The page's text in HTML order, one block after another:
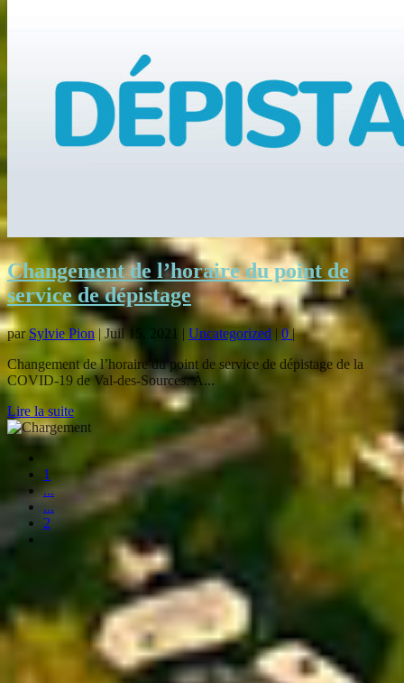
Changement de l’horaire du point de
service de dépistage
par Sylvie Pion| Juil 15, 2021 | Uncategorized | 0|
Changement de l’horaire du point de service de dépistage de la
COVID-19 de Val-des-Sources. À...
Lire la suite
1
...
...
2